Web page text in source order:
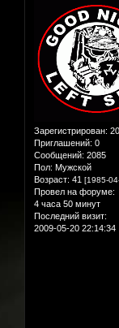
Зарегистрирован:
Приглашений: 0
Сообщений: 2085
Пол: Мужской
Возраст: 41 [1985-
Провел на форуме:
4 часа 50 минут
Последний визит:
2009-05-20 22:14:34